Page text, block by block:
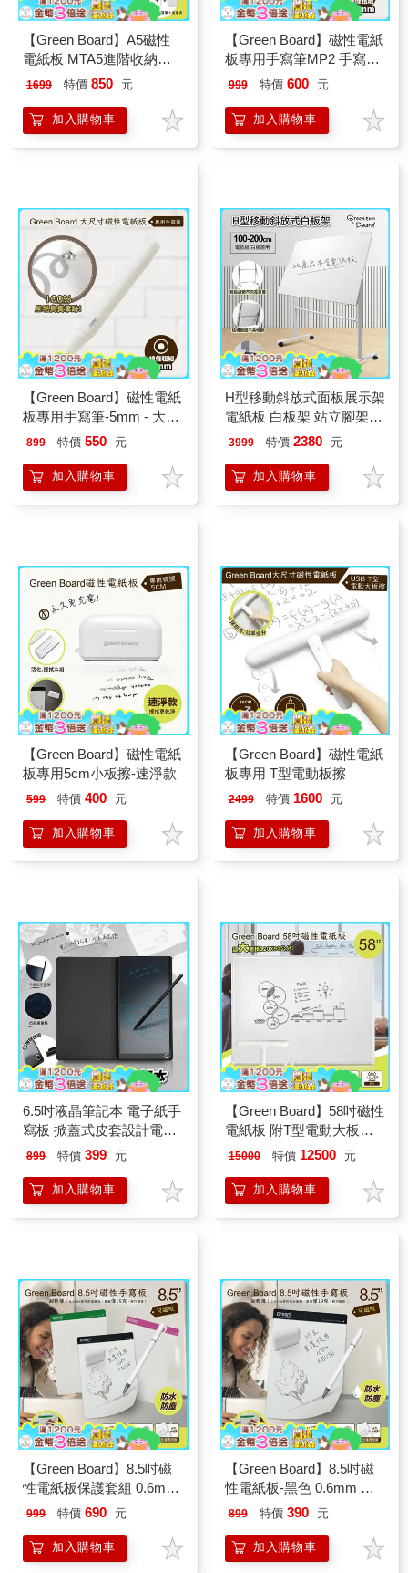
【Green Board】A5磁性
電紙板 MTA5進階收納組
(電紙板+手寫筆+棕色皮革
除手寫板
1699 特價 850 元
加入購物車
【Green Board】磁性電紙
板專用手寫筆MP2 手寫
筆-2.5mm
999 特價 600 元
加入購物車
【Green Board】磁性電紙
板專用手寫筆-5mm - 大尺
寸磁性電紙板專用
899 特價 550 元
加入購物車
H型移動斜放式面板展示架
電紙板 白板架 站立腳架
長短可調 移動可鎖輪
3999 特價 2380 元
加入購物車
【Green Board】磁性電紙
板專用5cm小板擦-速淨款
599 特價 400 元
加入購物車
【Green Board】磁性電紙
板專用 T型電動板擦
2499 特價 1600 元
加入購物車
6.5吋液晶筆記本 電子紙手
寫板 掀蓋式皮套設計電紙
板
899 特價 399 元
加入購物車
【Green Board】58吋磁性
電紙板 附T型電動大板擦
極淨無塵白板 局部清除電
15000 特價 12500 元
加入購物車
【Green Board】8.5吋磁
性電紙板保護套組 0.6mm
超薄 軟性電子紙 可重覆書
利
999 特價 690 元
加入購物車
【Green Board】8.5吋磁
性電紙板-黑色 0.6mm 超
薄 軟性電子紙 可重覆書寫
899 特價 390 元
加入購物車